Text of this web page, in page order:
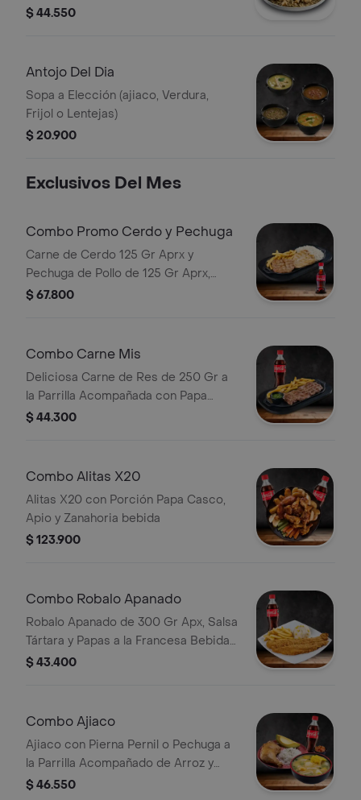
$ 44.550
Antojo Del Dia
Sopa a Elección (ajiaco, Verdura,
Frijol o Lentejas)
$ 20.900
Exclusivos Del Mes
Combo Promo Cerdo y Pechuga
Carne de Cerdo 125 Gr Aprx y
Pechuga de Pollo de 125 Gr Aprx,
Acompañadas de Papas Fritas y Una
$ 67.800
Combo Carne Mis
Deliciosa Carne de Res de 250 Gr a
la Parrilla Acompañada con Papa
Francesa Bebida
$ 44.300
Combo Alitas X20
Alitas X20 con Porción Papa Casco,
Apio y Zanahoria bebida
$ 123.900
Combo Robalo Apanado
Robalo Apanado de 300 Gr Apx, Salsa
Tártara y Papas a la Francesa Bebida
a Elección
$ 43.400
Combo Ajiaco
Ajiaco con Pierna Pernil o Pechuga a
la Parrilla Acompañado de Arroz y
Aguacate. Cocacola
$ 46.550